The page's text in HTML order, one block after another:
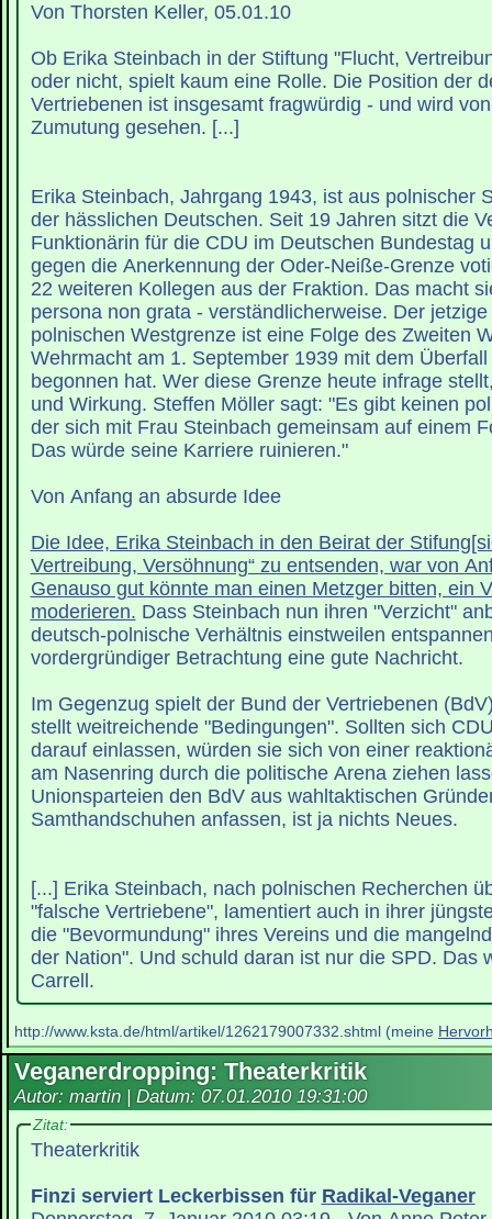
Von Thorsten Keller, 05.01.10
Ob Erika Steinbach in der Stiftung "Flucht,
oder nicht, spielt kaum eine Rolle. Die Position der
Vertriebenen ist insgesamt fragwürdig - und wird
Zumutung gesehen. [...]
Erika Steinbach, Jahrgang 1943, ist aus polnischer
der hässlichen Deutschen. Seit 19 Jahren sitzt die
Funktionärin für die CDU im Deutschen Bundestag
gegen die Anerkennung der Oder-Neiße-Grenze
22 weiteren Kollegen aus der Fraktion. Das macht
persona non grata - verständlicherweise. Der
polnischen Westgrenze ist eine Folge des Zweiten
Wehrmacht am 1. September 1939 mit dem
begonnen hat. Wer diese Grenze heute infrage
und Wirkung. Steffen Möller sagt: "Es gibt keinen
der sich mit Frau Steinbach gemeinsam auf einem
Das würde seine Karriere ruinieren."
Von Anfang an absurde Idee
Die Idee, Erika Steinbach in den Beirat der
Vertreibung, Versöhnung“ zu entsenden, war von
Genauso gut könnte man einen Metzger bitten, ein
moderieren. Dass Steinbach nun ihren "Verzicht"
deutsch-polnische Verhältnis einstweilen
vordergründiger Betrachtung eine gute Nachricht.
Im Gegenzug spielt der Bund der Vertriebenen
stellt weitreichende "Bedingungen". Sollten sich
darauf einlassen, würden sie sich von einer
am Nasenring durch die politische Arena ziehen
Unionsparteien den BdV aus wahltaktischen
Samthandschuhen anfassen, ist ja nichts Neues.
[...] Erika Steinbach, nach polnischen Recherchen
"falsche Vertriebene", lamentiert auch in ihrer
die "Bevormundung" ihres Vereins und die
der Nation". Und schuld daran ist nur die SPD. Das
Carrell.
http://www.ksta.de/html/artikel/1262179007332.shtml (meine
Veganerdropping: Theaterkritik
Autor: martin | Datum: 07.01.2010 19:31:00
Zitat:
Theaterkritik
Finzi serviert Leckerbissen für Radikal-Veganer